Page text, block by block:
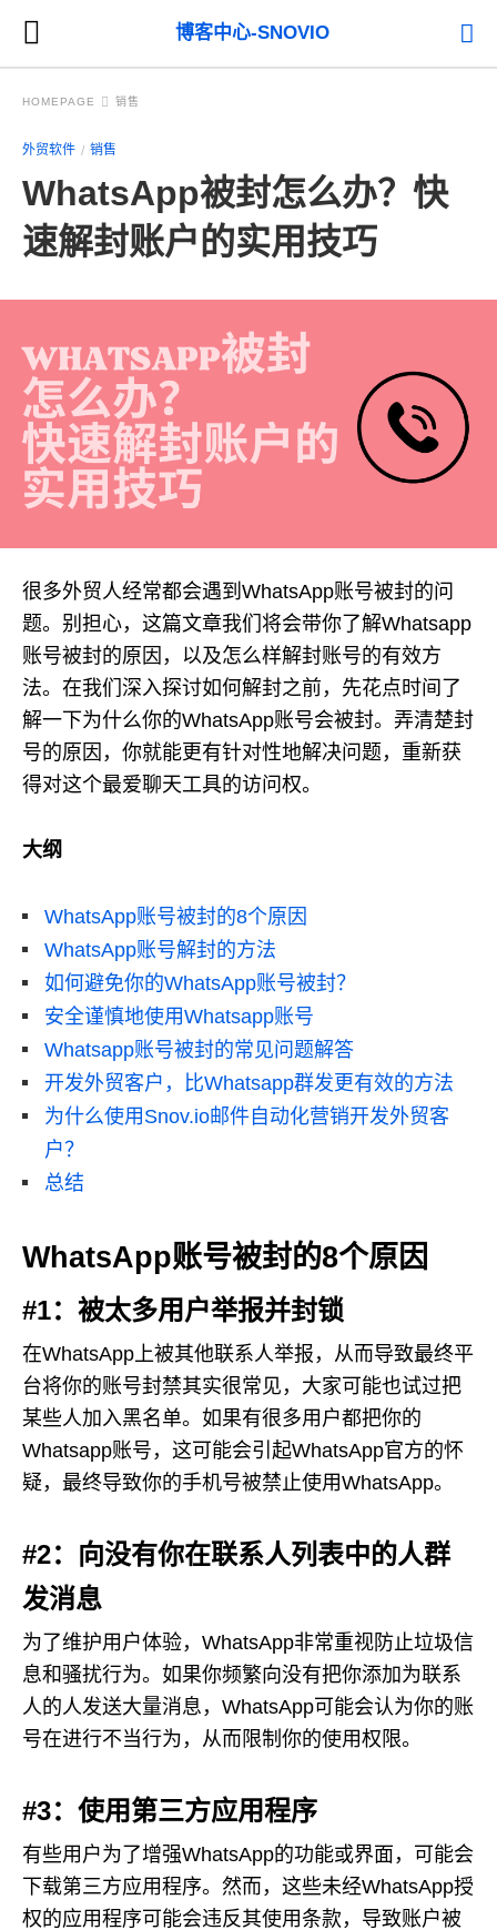
博客中心-SNOVIO
HOMEPAGE 销售
外贸软件 销售
WhatsApp被封怎么办？快
速解封账户的实用技巧
很多外贸人经常都会遇到WhatsApp账号被封的问
题。别担心，这篇文章我们将会带你了解Whatsapp
账号被封的原因，以及怎么样解封账号的有效方
法。在我们深入探讨如何解封之前，先花点时间了
解一下为什么你的WhatsApp账号会被封。弄清楚封
号的原因，你就能更有针对性地解决问题，重新获
得对这个最爱聊天工具的访问权。
大纲
WhatsApp账号被封的8个原因
WhatsApp账号解封的方法
如何避免你的WhatsApp账号被封？
安全谨慎地使用Whatsapp账号
Whatsapp账号被封的常见问题解答
开发外贸客户，比Whatsapp群发更有效的方法
为什么使用Snov.io邮件自动化营销开发外贸客
户？
总结
WhatsApp账号被封的8个原因
#1：被太多用户举报并封锁
在WhatsApp上被其他联系人举报，从而导致最终平
台将你的账号封禁其实很常见，大家可能也试过把
某些人加入黑名单。如果有很多用户都把你的
Whatsapp账号，这可能会引起WhatsApp官方的怀
疑，最终导致你的手机号被禁止使用WhatsApp。
#2：向没有你在联系人列表中的人群
发消息
为了维护用户体验，WhatsApp非常重视防止垃圾信
息和骚扰行为。如果你频繁向没有把你添加为联系
人的人发送大量消息，WhatsApp可能会认为你的账
号在进行不当行为，从而限制你的使用权限。
#3：使用第三方应用程序
有些用户为了增强WhatsApp的功能或界面，可能会
下载第三方应用程序。然而，这些未经WhatsApp授
权的应用程序可能会违反其使用条款，导致账户被